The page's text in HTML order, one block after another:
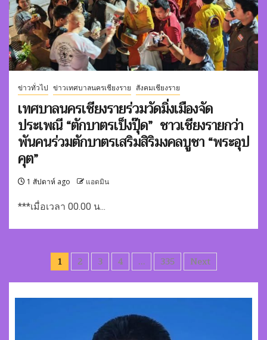
ข่าวทั่วไป ข่าวเทศบาลนครเชียงราย สังคมเชียงราย
เทศบาลนครเชียงรายร่วมวัดมิ่งเมืองจัด
ประเพณี “ตักบาตรเป็งปุ๊ด” ชาวเชียงรายกว่า
พันคนร่วมตักบาตรเสริมสิริมงคลบูชา “พระอุป
คุต”
1 สัปดาห์ ago แอดมิน
***เมื่อเวลา 00.00 น...
Posts
pagination
1 2 3 4 … 335 Next